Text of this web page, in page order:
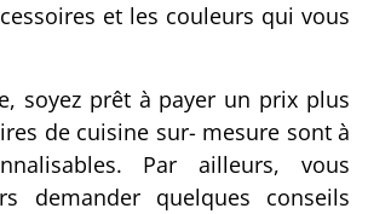
et les couleurs qui vous
soyez prêt à payer un prix plus
de cuisine sur- mesure sont à
Par ailleurs, vous
demander quelques conseils